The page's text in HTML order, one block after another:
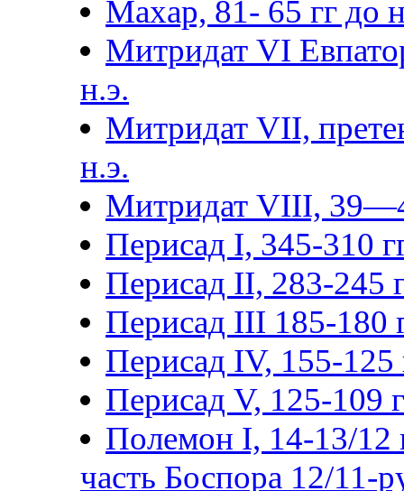
Махар, 81- 65 гг до
Митридат VI
н.э.
Митридат VII,
н.э.
Митридат VIII,
Перисад I, 345-310
Перисад II, 283-245
Перисад III 185-180
Перисад IV, 155-125
Перисад V, 125-109
Полемон I, 14-13/12
часть Боспора 12/11-